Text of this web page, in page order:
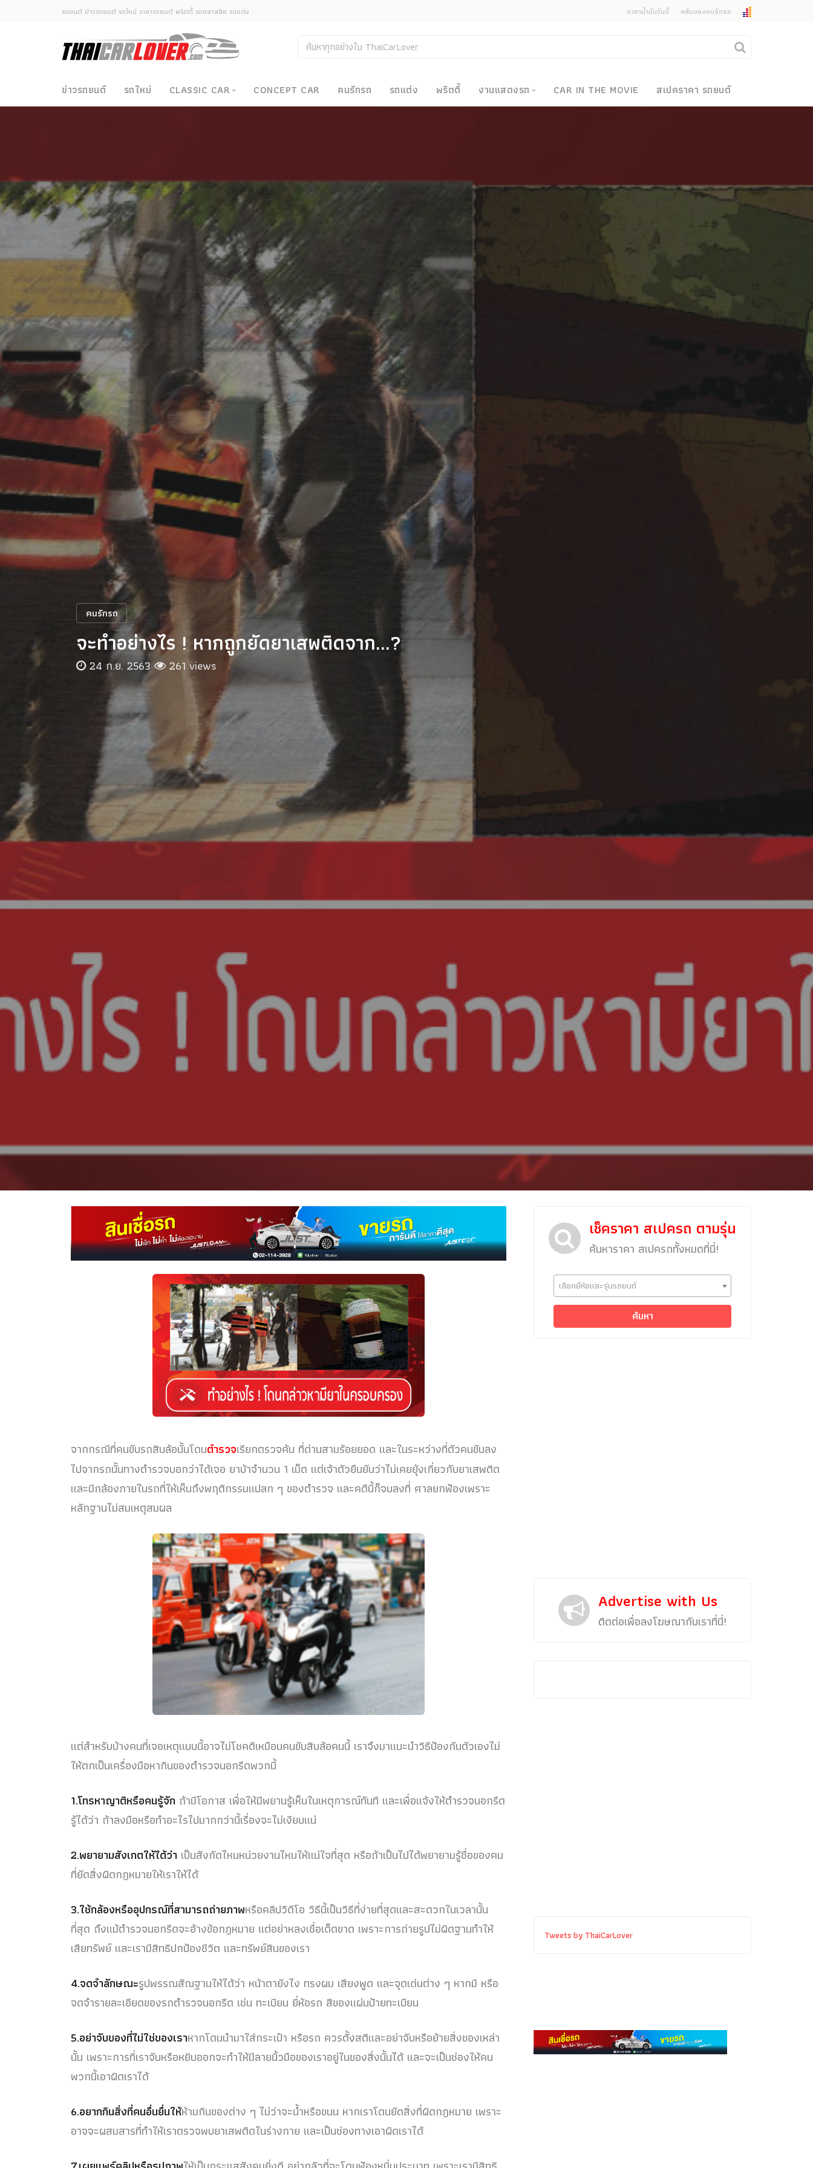
คุณต้องการยกเลิกการแจ้งเตือนข่าวสารเมื่อมีการ
อัพเดตใช่หรือไม่?
รถยนต์ ข่าวรถยนต์ รถใหม่ ราคารถยนต์ พริตตี้ รถคลาสสิค รถแต่ง ราคาน้ำมันวันนี้ คลับของคนรักรถ
Concept Car
ข่าวรถยนต์ รถใหม่ CLASSIC CAR CONCEPT CAR คนรักรถ รถแต่ง พริตตี้ งานแสดงรถ
Big Motor Sale
CAR IN THE MOVIE สเปคราคา รถยนต์
คนรักรถ
จะทำอย่างไร ! หากถูกยัดยาเสพติดจาก...?
24 ก.ย. 2563 261 views
จากกรณีที่คนขับรถสิบล้อนั้นโดนตำรวจเรียกตรวจค้น ที่ด่านสามร้อยยอด และในระหว่างที่ตัวคนขับลง
ไปจากรถนั้นทางตำรวจบอกว่าได้เจอ ยาบ้าจำนวน 1 เม็ด แต่เจ้าตัวยืนยันว่าไม่เคยยุ้งเกี่ยวกับยาเสพติด
และมีกล้องภายในรถที่ให้เห็นถึงพฤติกรรมแปลก ๆ ของตำรวจ และคดีนี้ก็จบลงที่ ศาลยกฟ้องเพราะ
หลักฐานไม่สมเหตุสมผล
แต่สำหรับบ้างคนที่เจอเหตุแบบนี้อาจไม่โชคดีเหมือนคนขับสิบล้อคนนี้ เราจึงมาแนะนำวิธีป้องกันตัวเองไม่
ให้ตกเป็นเครื่องมือหากินของตำรวจนอกรีดพวกนี้
1.โทรหาญาติหรือคนรู้จัก ถ้ามีโอกาส เพื่อให้มีพยานรู้เห็นในเหตุการณ์ทันที และเพื่อแจ้งให้ตำรวจนอกรีด
รู้ได้ว่า ถ้าลงมือหรือทำอะไรไปมากกว่านี้เรื่องจะไม่เงียบแน่
2.พยายามสังเกตให้ได้ว่า เป็นสังกัดไหนหน่วยงานไหนให้แน่ใจที่สุด หรือถ้าเป็นไปได้พยายามรู้ชื่อของคน
ที่ยัดสิ่งผิดกฎหมายให้เราให้ได้
3.ใช้กล้องหรืออุปกรณ์ที่สามารถถ่ายภาพหรือคลิปวิดีโอ วิธีนี้เป็นวิธีที่ง่ายที่สุดและสะดวกในเวลานั้น
ที่สุด ถึงแม้ตำรวจนอกรีดจะอ้างข้อกฎหมาย แต่อย่าหลงเชื่อเด็ดขาด เพราะการถ่ายรูปไม่ผิดฐานทำให้
เสียทรัพย์ และเรามีสิทธิปกป้องชีวิต และทรัพย์สินของเรา
4.จดจำลักษณะรูปพรรณสัณฐานให้ได้ว่า หน้าตายังไง ทรงผม เสียงพูด และจุดเด่นต่าง ๆ หากมี หรือ
จดจำรายละเอียดของรถตำรวจนอกรีด เช่น ทะเบียน ยี่ห้อรถ สีของแผ่นป้ายทะเบียน
5.อย่าจับของที่ไม่ใช่ของเราหากโดนนำมาใส่กระเป๋า หรือรถ ควรตั้งสติและอย่าจับหรือย้ายสิ่งของเหล่า
นั้น เพราะการที่เราจับหรือหยิบออกจะทำให้มีลายนิ้วมือของเราอยู่ในของสิ่งนั้นได้ และจะเป็นช่องให้คน
พวกนี้เอาผิดเราได้
6.อยากกินสิ่งที่คนอื่นยื่นให้ห้ามกินของต่าง ๆ ไม่ว่าจะน้ำหรือขนน หากเราโดนยัดสิ่งที่ผิดกฎหมาย เพราะ
อาจจะผสมสารที่ทำให้เราตรวจพบยาเสพติดในร่างกาย และเป็นช่องทางเอาผิดเราได้
เช็คราคา สเปครถ ตามรุ่น
ค้นหาราคา สเปครถทั้งหมดที่นี่!
เลือกยี่ห้อและรุ่นรถยนต์
ค้นหา
Advertise with Us
ติดต่อเพื่อลงโฆษณากับเราที่นี่!
Tweets by ThaiCarLover